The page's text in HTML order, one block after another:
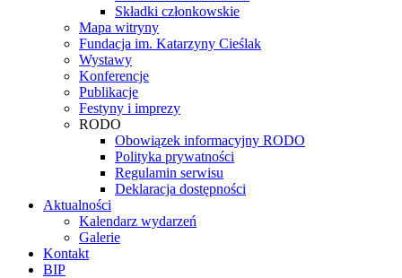
Składki członkowskie
Mapa witryny
Fundacja im. Katarzyny Cieślak
Wystawy
Konferencje
Publikacje
Festyny i imprezy
RODO
Obowiązek informacyjny RODO
Polityka prywatności
Regulamin serwisu
Deklaracja dostępności
Aktualności
Kalendarz wydarzeń
Galerie
Kontakt
BIP